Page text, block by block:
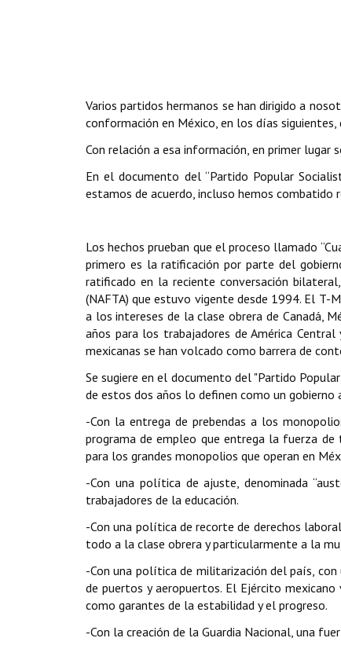
Varios partidos hermanos se han dirigido a
conformación en México, en los días siguientes,
Con relación a esa información, en primer lugar
En el documento del “Partido Popular
estamos de acuerdo, incluso hemos combatido
Los hechos prueban que el proceso llamado
primero es la ratificación por parte del
ratificado en la reciente conversación
(NAFTA) que estuvo vigente desde 1994. El
a los intereses de la clase obrera de Canadá,
años para los trabajadores de América
mexicanas se han volcado como barrera de
Se sugiere en el documento del "Partido
de estos dos años lo definen como un gobierno
-Con la entrega de prebendas a los
programa de empleo que entrega la fuerza
para los grandes monopolios que operan en
-Con una política de ajuste, denominada
trabajadores de la educación.
-Con una política de recorte de derechos
todo a la clase obrera y particularmente a la
-Con una política de militarización del país,
de puertos y aeropuertos. El Ejército
como garantes de la estabilidad y el progreso.
-Con la creación de la Guardia Nacional, una